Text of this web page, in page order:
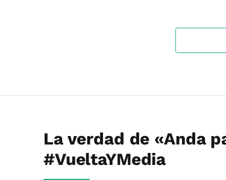
La verdad de «Anda
#VueltaYMedia